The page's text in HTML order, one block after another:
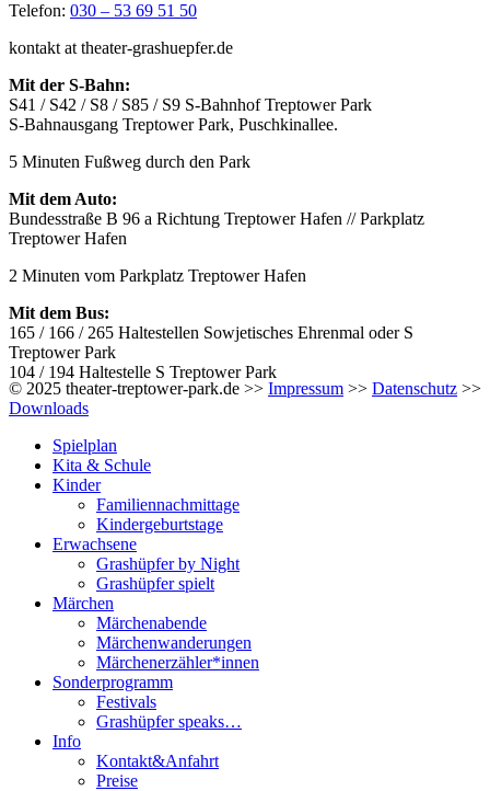
Telefon: 030 – 53 69 51 50
kontakt at theater-grashuepfer.de
Mit der S-Bahn:
S41 / S42 / S8 / S85 / S9 S-Bahnhof Treptower Park
S-Bahnausgang Treptower Park, Puschkinallee.
5 Minuten Fußweg durch den Park
Mit dem Auto:
Bundesstraße B 96 a Richtung Treptower Hafen // Parkplatz
Treptower Hafen
2 Minuten vom Parkplatz Treptower Hafen
Mit dem Bus:
165 / 166 / 265 Haltestellen Sowjetisches Ehrenmal oder S
Treptower Park
104 / 194 Haltestelle S Treptower Park
© 2025 theater-treptower-park.de >> Impressum >> Datenschutz >>
Downloads
Spielplan
Kita & Schule
Kinder
Familiennachmittage
Kindergeburtstage
Erwachsene
Grashüpfer by Night
Grashüpfer spielt
Märchen
Märchenabende
Märchenwanderungen
Märchenerzähler*innen
Sonderprogramm
Festivals
Grashüpfer speaks…
Info
Kontakt&Anfahrt
Preise